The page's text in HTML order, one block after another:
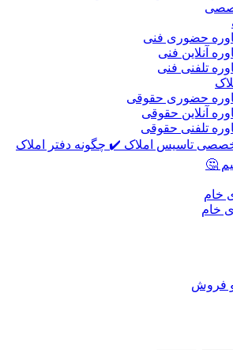
حضوری فنی
آنلاین فنی
تلفنی فنی
حضوری حقوقی
آنلاین حقوقی
تلفنی حقوقی
تاسیس املاک ✔️ چگونه دفتر املاک
🤔
خام
خام
و فروش